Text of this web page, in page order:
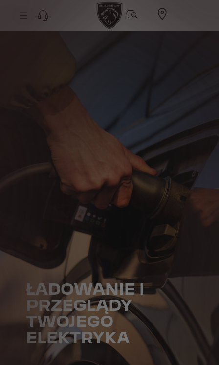
ŁADOWANIE I
PRZEGLĄDY
TWOJEGO
ELEKTRYKA